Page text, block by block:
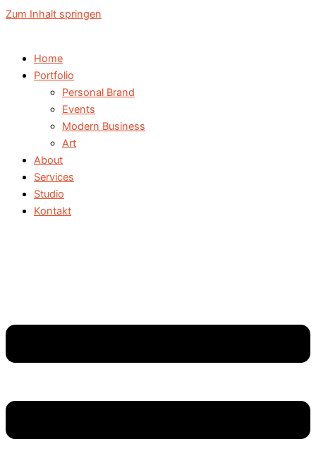
Zum Inhalt springen
Home
Portfolio
Personal Brand
Events
Modern Business
Art
About
Services
Studio
Kontakt